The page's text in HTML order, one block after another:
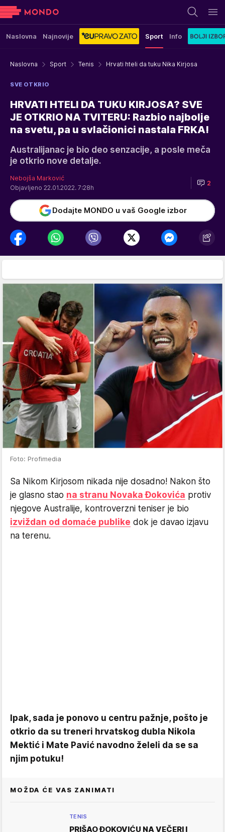
Naslovna Najnovije Sport Info
Naslovna Sport Tenis Hrvati hteli da tuku Nika Kirjosa
SVE OTKRIO
HRVATI HTELI DA TUKU KIRJOSA? SVE
JE OTKRIO NA TVITERU: Razbio najbolje
na svetu, pa u svlačionici nastala FRKA!
Australijanac je bio deo senzacije, a posle meča
je otkrio nove detalje.
Nebojša Marković
Objavljeno 22.01.2022. 7:28h
2
Dodajte MONDO u vaš Google izbor
Foto: Profimedia
Sa Nikom Kirjosom nikada nije dosadno! Nakon što
je glasno stao na stranu Novaka Đokovića protiv
njegove Australije, kontroverzni teniser je bio
izviždan od domaće publike dok je davao izjavu
na terenu.
Ipak, sada je ponovo u centru pažnje, pošto je
otkrio da su treneri hrvatskog dubla Nikola
Mektić i Mate Pavić navodno želeli da se sa
njim potuku!
MOŽDA ĆE VAS ZANIMATI
TENIS
PRIŠAO ĐOKOVIĆU NA VEČERI I